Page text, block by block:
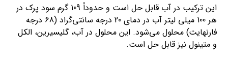
این ترکیب در آب قابل حل است و حدوداً 109 گرم سود پرک در
هر 100 میلی لیتر آب در دمای 20 درجه سانتی‌گراد (68 درجه
فارنهایت) محلول می‌شود. این محلول در آب، گلیسیرین، الکل
و متینول نیز قابل حل است.